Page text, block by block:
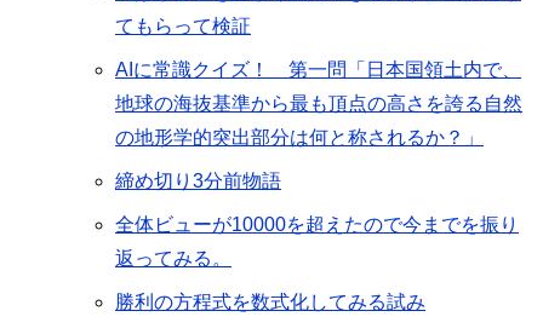
てもらって検証
AIに常識クイズ！ 第一問「日本国領土内で、
地球の海抜基準から最も頂点の高さを誇る自然
の地形学的突出部分は何と称されるか？」
締め切り3分前物語
全体ビューが10000を超えたので今までを振り
返ってみる。
勝利の方程式を数式化してみる試み